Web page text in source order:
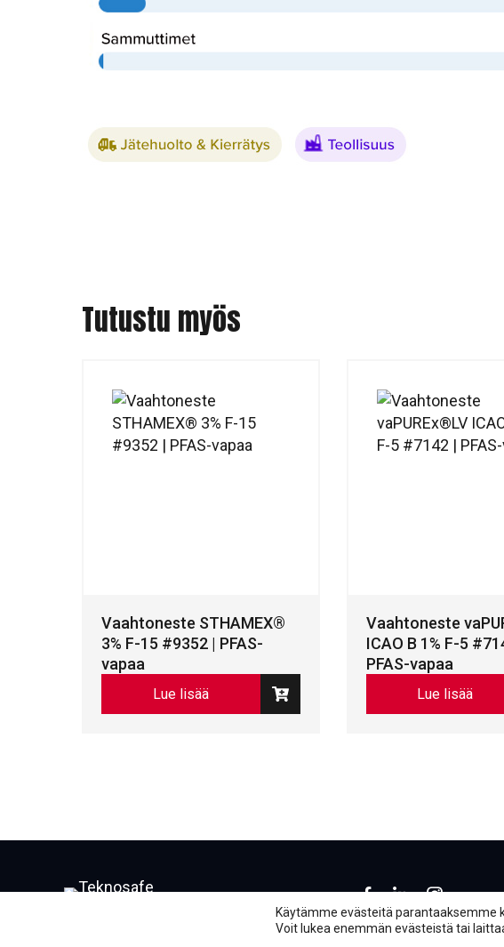
Tutustu myös
Vaahtoneste STHAMEX®
3% F-15 #9352 | PFAS-
vapaa
Lue lisää
Vaahtoneste
ICAO B 1% F-5
PFAS-vapaa
Lue lisää
Facebook
LinkedInLinkedIn
Käytämme evästeitä parantaaksemme
Voit lukea enemmän evästeistä tai